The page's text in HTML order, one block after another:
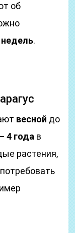
об
недель.
весной до
4 года в
растения,